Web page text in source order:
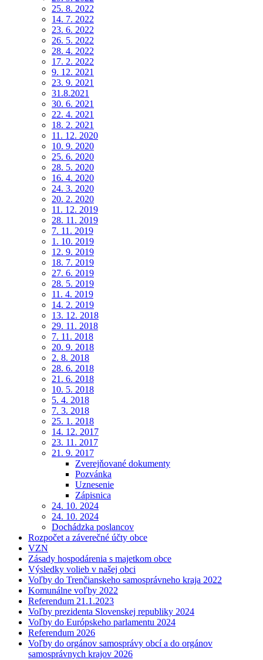
25. 8. 2022
14. 7. 2022
23. 6. 2022
26. 5. 2022
28. 4. 2022
17. 2. 2022
9. 12. 2021
23. 9. 2021
31.8.2021
30. 6. 2021
22. 4. 2021
18. 2. 2021
11. 12. 2020
10. 9. 2020
25. 6. 2020
28. 5. 2020
16. 4. 2020
24. 3. 2020
20. 2. 2020
11. 12. 2019
28. 11. 2019
7. 11. 2019
1. 10. 2019
12. 9. 2019
18. 7. 2019
27. 6. 2019
28. 5. 2019
11. 4. 2019
14. 2. 2019
13. 12. 2018
29. 11. 2018
7. 11. 2018
20. 9. 2018
2. 8. 2018
28. 6. 2018
21. 6. 2018
10. 5. 2018
5. 4. 2018
7. 3. 2018
25. 1. 2018
14. 12. 2017
23. 11. 2017
21. 9. 2017
Zverejňované dokumenty
Pozvánka
Uznesenie
Zápisnica
24. 10. 2024
24. 10. 2024
Dochádzka poslancov
Rozpočet a záverečné účty obce
VZN
Zásady hospodárenia s majetkom obce
Výsledky volieb v našej obci
Voľby do Trenčianskeho samosprávneho kraja 2022
Komunálne voľby 2022
Referendum 21.1.2023
Voľby prezidenta Slovenskej republiky 2024
Voľby do Európskeho parlamentu 2024
Referendum 2026
Voľby do orgánov samosprávy obcí a do orgánov
samosprávnych krajov 2026